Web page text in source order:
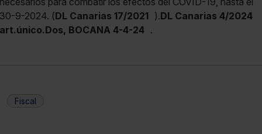
30-9-2024. (DL Canarias 17/2021 ).DL Canarias 4/2024
art.único.Dos, BOCANA 4-4-24 .
Fiscal